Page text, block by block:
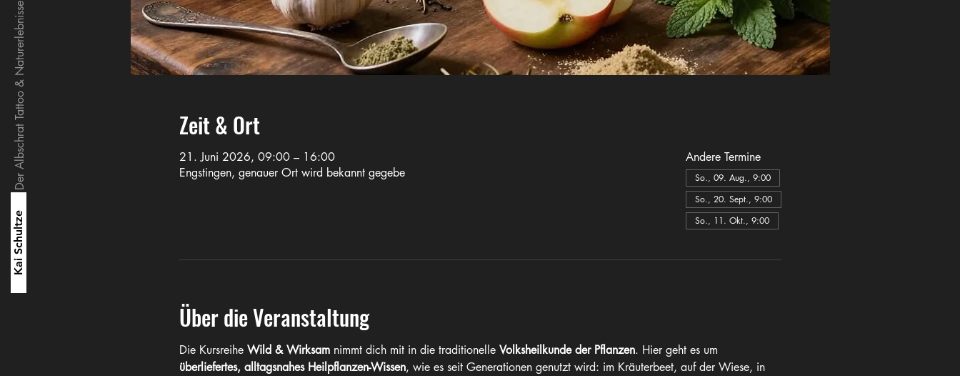
Kai Schultze
Der Albschrat Tattoo & Naturerlebnisse Zeit & Ort
21. Juni 2026, 09:00 – 16:00
Engstingen, genauer Ort wird bekannt gegebe
Andere Termine
So., 09. Aug., 9:00
So., 20. Sept., 9:00
So., 11. Okt., 9:00
Über die Veranstaltung
Die Kursreihe Wild & Wirksam nimmt dich mit in die traditionelle Volksheilkunde der Pflanzen. Hier geht es um
überliefertes, alltagsnahes Heilpflanzen-Wissen, wie es seit Generationen genutzt wird: im Kräuterbeet, auf der Wiese, in